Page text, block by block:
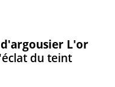
L'or
du teint